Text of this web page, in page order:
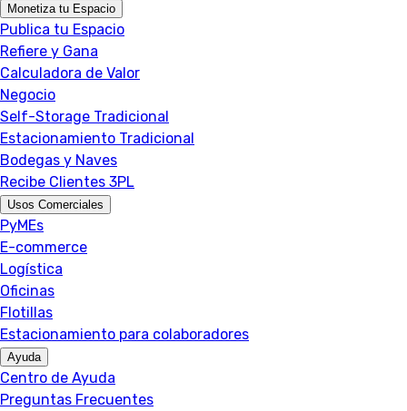
Monetiza tu Espacio
Publica tu Espacio
Refiere y Gana
Calculadora de Valor
Negocio
Self-Storage Tradicional
Estacionamiento Tradicional
Bodegas y Naves
Recibe Clientes 3PL
Usos Comerciales
PyMEs
E-commerce
Logística
Oficinas
Flotillas
Estacionamiento para colaboradores
Ayuda
Centro de Ayuda
Preguntas Frecuentes